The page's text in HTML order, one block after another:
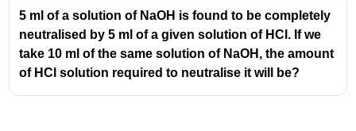
5 ml of a solution of NaOH is found to be completely
neutralised by 5 ml of a given solution of HCl. If we
take 10 ml of the same solution of NaOH, the amount
of HCl solution required to neutralise it will be?